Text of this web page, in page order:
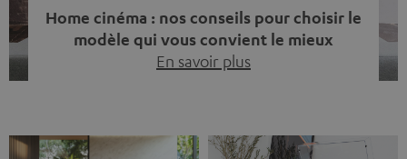
Home cinéma : nos conseils pour choisir le
modèle qui vous convient le mieux
En savoir plus
dialogue est couvert par un bruit de fond… et adieu